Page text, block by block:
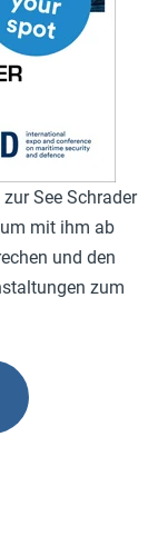
See Schrader
mit ihm ab
und den
zum